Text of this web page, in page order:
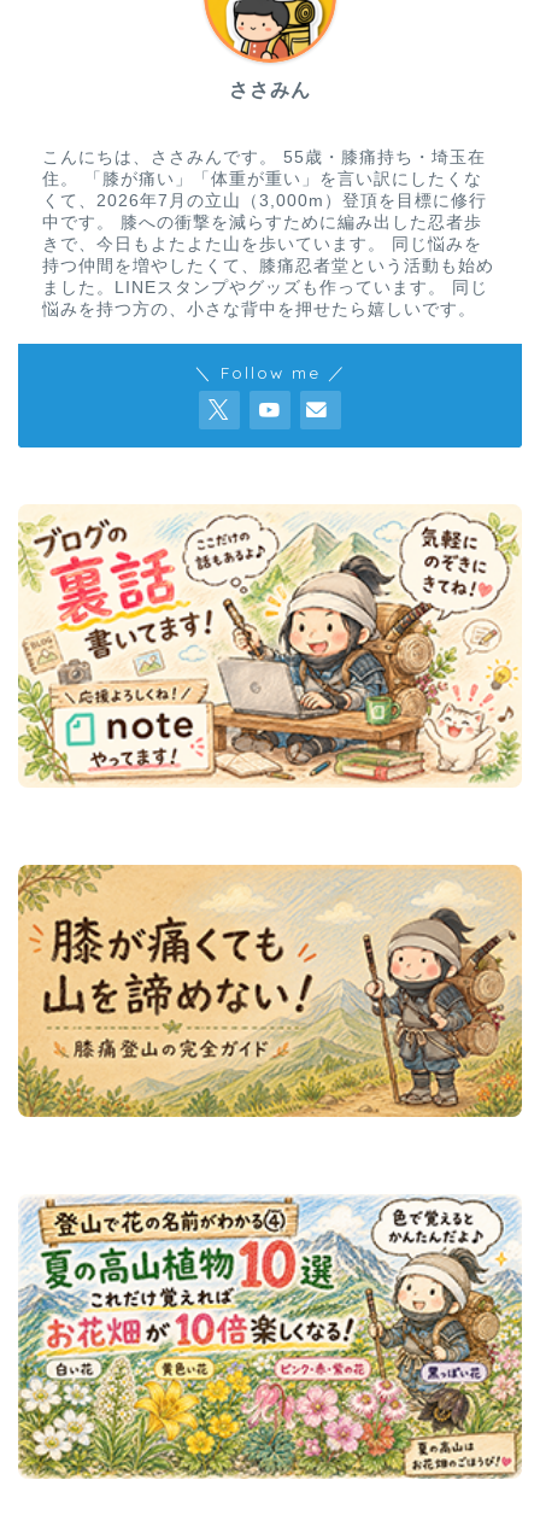
ささみん
こんにちは、ささみんです。 55歳・膝痛持ち・埼玉在
住。 「膝が痛い」「体重が重い」を言い訳にしたくな
くて、2026年7月の立山（3,000m）登頂を目標に修行
中です。 膝への衝撃を減らすために編み出した忍者歩
きで、今日もよたよた山を歩いています。 同じ悩みを
持つ仲間を増やしたくて、膝痛忍者堂という活動も始め
ました。LINEスタンプやグッズも作っています。 同じ
悩みを持つ方の、小さな背中を押せたら嬉しいです。
＼ Follow me ／